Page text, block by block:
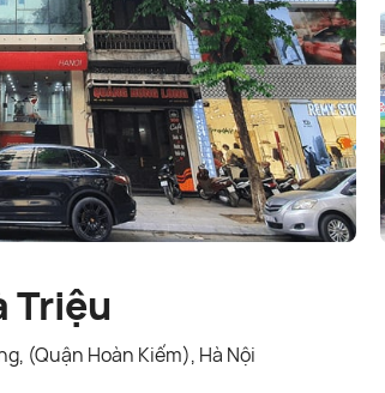
Triệu
(Quận Hoàn Kiếm), Hà Nội